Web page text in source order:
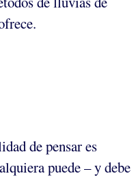
de pensar es
puede – y debe